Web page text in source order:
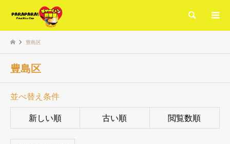
検索
豊島区
豊島区
並べ替え条件
新しい順 古い順 閲覧数順